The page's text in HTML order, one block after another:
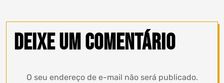
Deixe um comentário
O seu endereço de e-mail não será publicado.